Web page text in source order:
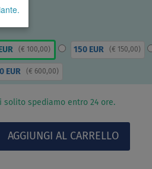
(€ 100,00) 150 EUR (€ 150,00)
EUR (€ 600,00)
solito spediamo entro 24 ore.